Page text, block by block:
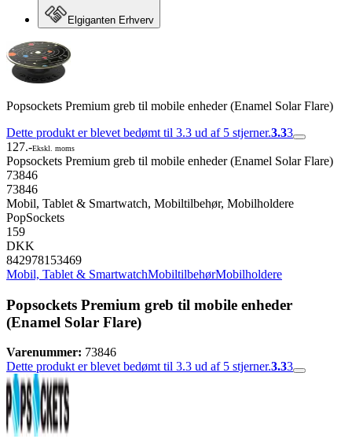
Elgiganten Erhverv
Popsockets Premium greb til mobile enheder (Enamel Solar Flare)
Dette produkt er blevet bedømt til 3.3 ud af 5 stjerner.3.33
127.-Ekskl. moms
Popsockets Premium greb til mobile enheder (Enamel Solar Flare)
73846
73846
Mobil, Tablet & Smartwatch, Mobiltilbehør, Mobilholdere
PopSockets
159
DKK
842978153469
Mobil, Tablet & SmartwatchMobiltilbehørMobilholdere
Popsockets Premium greb til mobile enheder
(Enamel Solar Flare)
Varenummer: 73846
Dette produkt er blevet bedømt til 3.3 ud af 5 stjerner.3.33